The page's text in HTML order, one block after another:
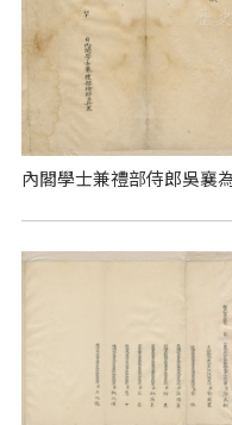
內閣學士兼禮部侍郎吳襄